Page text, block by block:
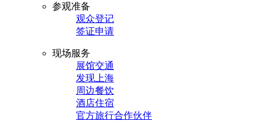
参观准备
观众登记
签证申请
现场服务
展馆交通
发现上海
周边餐饮
酒店住宿
官方旅行合作伙伴